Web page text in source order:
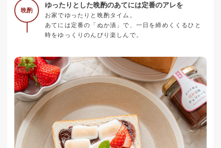
晩酌
ゆったりとした晩酌のあてには定番のアレを
お家でゆったりと晩酌タイム。
あてには定番の「ぬか漬」で、一日を締めくくるひと
時をゆっくりのんびり楽しんで。